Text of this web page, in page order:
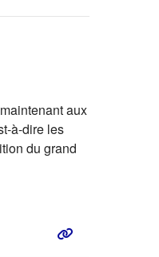
aux
à-dire les
du grand